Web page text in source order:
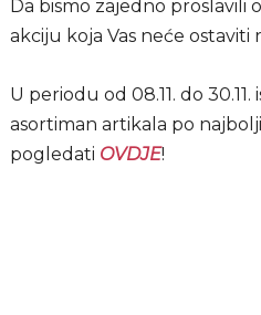
Da bismo zajedno proslavili
akciju koja Vas neće ostaviti
U periodu od 08.11. do
asortiman artikala po
pogledati OVDJE!